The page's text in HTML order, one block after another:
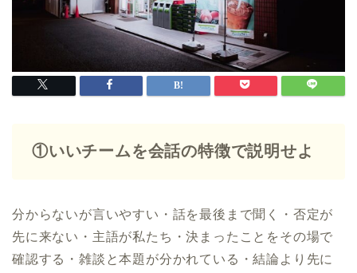
①いいチームを会話の特徴で説明せよ
分からないが言いやすい・話を最後まで聞く・否定が
先に来ない・主語が私たち・決まったことをその場で
確認する・雑談と本題が分かれている・結論より先に